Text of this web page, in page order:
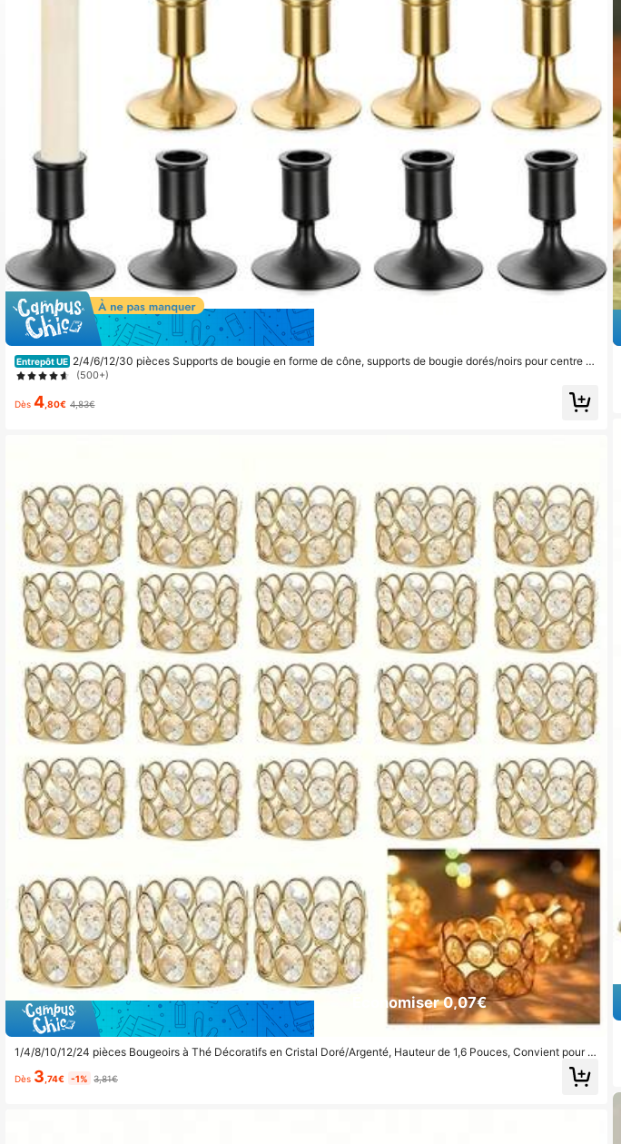
Entrepôt UE 2/4/6/12/30 pièces Supports de bougie en forme de cône, supports de bougie dorés/noirs pour centre d
e table, réception de mariage, Noël ou décoration de la maison
(500+)
Dès 4 ,80€ 4,83€
Économiser 0,07€
1/4/8/10/12/24 pièces Bougeoirs à Thé Décoratifs en Cristal Doré/Argenté, Hauteur de 1,6 Pouces, Convient pour C
Dès 3 ,74€ -1% 3,81€